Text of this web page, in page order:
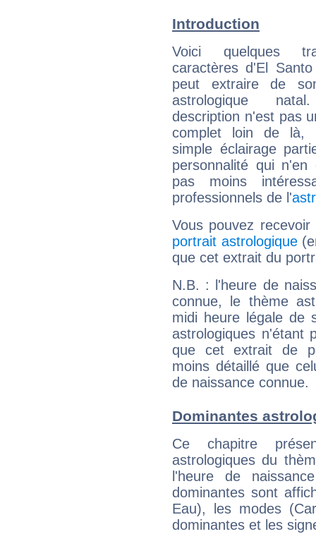
Introduction
Voici quelques
caractères d'El
peut extraire de
astrologique
description n'est pas
complet loin de là,
simple éclairage
personnalité qui n'en
pas moins
professionnels de l'
Vous pouvez
portrait astrologique
que cet extrait du
N.B. : l'heure de
connue, le thème
midi heure légale de
astrologiques n'étant
que cet extrait de
moins détaillé que
de naissance connue.
Dominantes
Ce chapitre
astrologiques du
l'heure de
dominantes sont
Eau), les modes
dominantes et les